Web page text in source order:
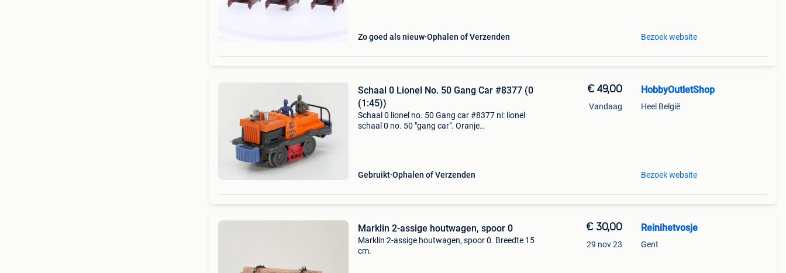
Zo goed als nieuw Ophalen of Verzenden Bezoek website
Schaal 0 Lionel No. 50 Gang Car #8377 (0
(1:45))
Schaal 0 lionel no. 50 Gang car #8377 nl: lionel
schaal 0 no. 50 "gang car". Oranje
Gebruikt Ophalen of Verzenden
€ 49,00
Vandaag
HobbyOutletShop
Heel België
Bezoek website
Marklin 2-assige houtwagen, spoor 0
Marklin 2-assige houtwagen, spoor 0. Breedte 15
cm.
€ 30,00
29 nov 23
Reinihetvosje
Gent